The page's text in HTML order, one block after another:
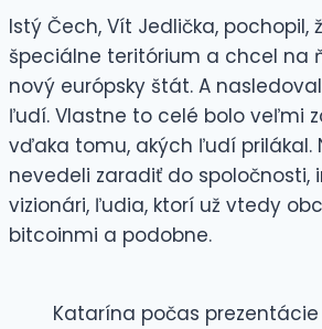
Istý Čech, Vít Jedlička, pochopil,
špeciálne teritórium a chcel na
nový európsky štát. A
ľudí. Vlastne to celé bolo veľmi
vďaka tomu, akých ľudí prilákal.
nevedeli zaradiť do spoločnosti,
vizionári, ľudia, ktorí už vtedy
bitcoinmi a podobne.
Katarína počas